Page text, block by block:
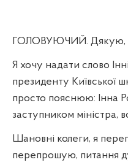
ГОЛОВУЮЧИЙ. Дякую,
Я хочу надати слово
президенту Київської
просто пояснюю: Інна
заступником міністра,
Шановні колеги, я
перепрошую, питання